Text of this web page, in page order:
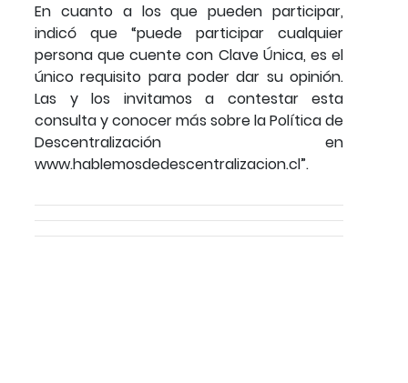
En cuanto a los que pueden participar,
indicó que “puede participar cualquier
persona que cuente con Clave Única, es el
único requisito para poder dar su opinión.
Las y los invitamos a contestar esta
consulta y conocer más sobre la Política de
Descentralización en
www.hablemosdedescentralizacion.cl”.